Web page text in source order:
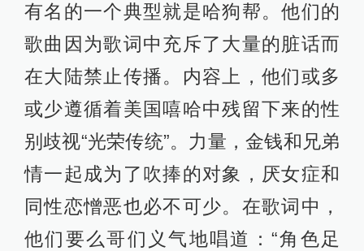
有名的一个典型就是哈狗帮。他们的
歌曲因为歌词中充斥了大量的脏话而
在大陆禁止传播。内容上，他们或多
或少遵循着美国嘻哈中残留下来的性
别歧视“光荣传统”。力量，金钱和兄弟
情一起成为了吹捧的对象，厌女症和
同性恋憎恶也必不可少。在歌词中，
他们要么哥们义气地唱道：“角色足